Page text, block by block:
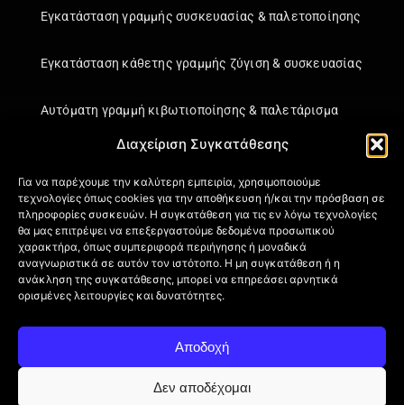
Διαχείριση Συγκατάθεσης
Για να παρέχουμε την καλύτερη εμπειρία, χρησιμοποιούμε
τεχνολογίες όπως cookies για την αποθήκευση ή/και την πρόσβαση σε
πληροφορίες συσκευών. Η συγκατάθεση για τις εν λόγω τεχνολογίες
θα μας επιτρέψει να επεξεργαστούμε δεδομένα προσωπικού
χαρακτήρα, όπως συμπεριφορά περιήγησης ή μοναδικά
αναγνωριστικά σε αυτόν τον ιστότοπο. Η μη συγκατάθεση ή η
ανάκληση της συγκατάθεσης, μπορεί να επηρεάσει αρνητικά
ορισμένες λειτουργίες και δυνατότητες.
Αποδοχή
Δεν αποδέχομαι
Εγκατάσταση γραμμής συσκευασίας & παλετοποίησης
Εγκατάσταση κάθετης γραμμής ζύγιση & συσκευασίας
Αυτόματη γραμμή κιβωτιοποίησης & παλετάρισμα
Πληροφορίες
Πιστοποιήσεις
Όροι Χρήσης
Πολιτική απορρήτου
Πολιτική Cookies (ΕΕ)